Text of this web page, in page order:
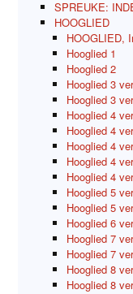
SPREUKE:
HOOGLIED
HOOGLIED,
Hooglied 1
Hooglied 2
Hooglied 3
Hooglied 3
Hooglied 4
Hooglied 4
Hooglied 4
Hooglied 4
Hooglied 4
Hooglied 5
Hooglied 5
Hooglied 6
Hooglied 7
Hooglied 7
Hooglied 8
Hooglied 8